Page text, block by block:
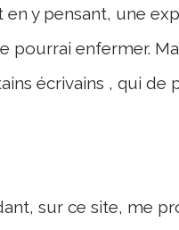
en y pensant, une
pourrai enfermer.
écrivains , qui de
sur ce site, me